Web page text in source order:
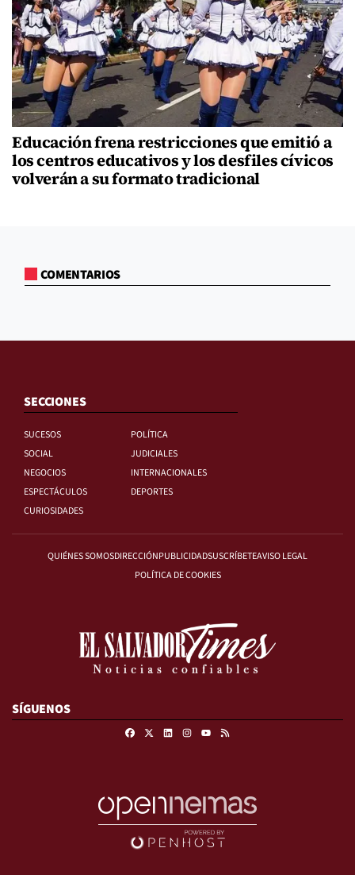
Educación frena restricciones que emitió a
los centros educativos y los desfiles cívicos
volverán a su formato tradicional
COMENTARIOS
SECCIONES
SUCESOS
POLÍTICA
SOCIAL
JUDICIALES
NEGOCIOS
INTERNACIONALES
ESPECTÁCULOS
DEPORTES
CURIOSIDADES
QUIÉNES SOMOSDIRECCIÓNPUBLICIDADSUSCRÍBETEAVISO LEGAL
POLÍTICA DE COOKIES
SÍGUENOS
FacebookLinkedinInstagram